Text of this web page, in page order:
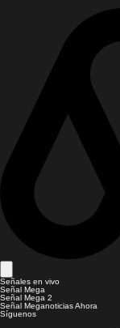
Señales en vivo
Señal Mega
Señal Mega 2
Señal Meganoticias Ahora
Síguenos